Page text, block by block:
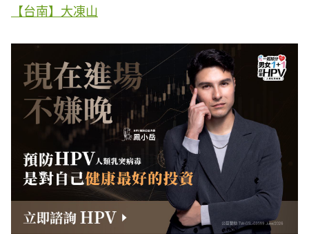
【台南】大凍山